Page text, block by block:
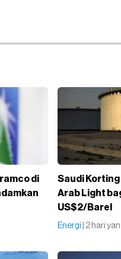
di
Saudi Korting
Arab Light
US$2/Barel
Energi | 2 hari